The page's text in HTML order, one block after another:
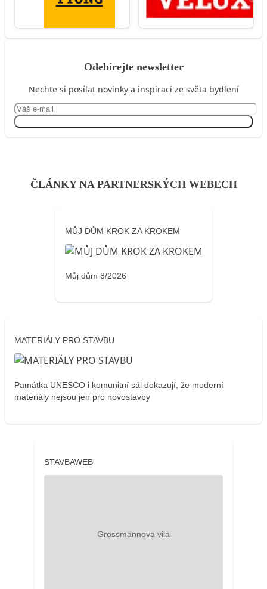
Odebírejte newsletter
Nechte si posílat novinky a inspiraci ze světa bydlení
ČLÁNKY NA PARTNERSKÝCH WEBECH
MŮJ DŮM KROK ZA KROKEM
Můj dům 8/2026
MATERIÁLY PRO STAVBU
Památka UNESCO i komunitní sál dokazují, že moderní
materiály nejsou jen pro novostavby
STAVBAWEB